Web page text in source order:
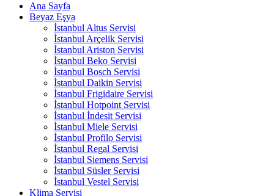
Ana Sayfa
Beyaz Eşya
İstanbul Altus Servisi
İstanbul Arçelik Servisi
İstanbul Ariston Servisi
İstanbul Beko Servisi
İstanbul Bosch Servisi
İstanbul Daikin Servisi
İstanbul Frigidaire Servisi
İstanbul Hotpoint Servisi
İstanbul İndesit Servisi
İstanbul Miele Servisi
İstanbul Profilo Servisi
İstanbul Regal Servisi
İstanbul Siemens Servisi
İstanbul Süsler Servisi
İstanbul Vestel Servisi
Klima Servisi